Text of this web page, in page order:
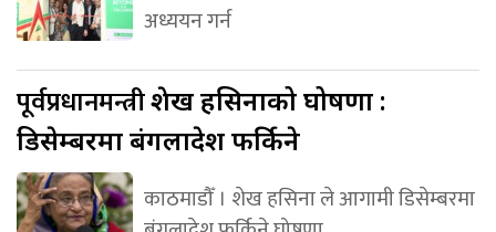
अध्ययन गर्न
पूर्वप्रधानमन्त्रीशेख हसिनाको घोषणा :
डिसेम्बरमा बंगलादेश फर्किने
काठमाडौँ । शेख हसिना ले आगामी डिसेम्बरमा